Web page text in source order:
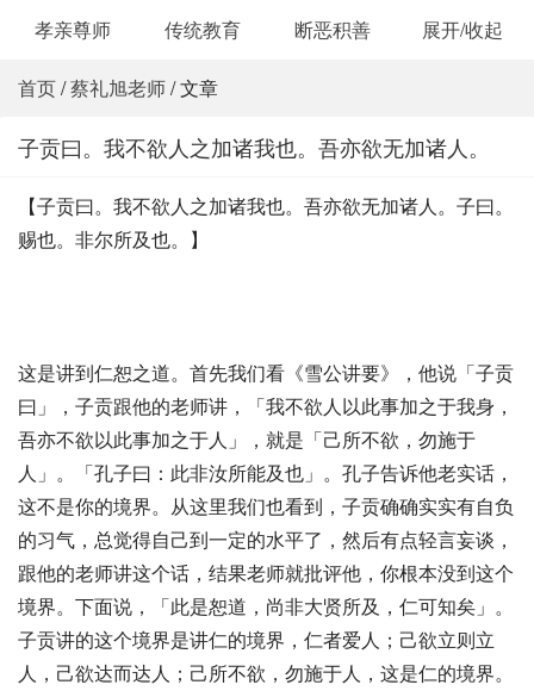
孝亲尊师 传统教育 断恶积善 展开/收起
首页/蔡礼旭老师/ 文章
子贡曰。我不欲人之加诸我也。吾亦欲无加诸人。
【子贡曰。我不欲人之加诸我也。吾亦欲无加诸人。子曰。
赐也。非尔所及也。】
这是讲到仁恕之道。首先我们看《雪公讲要》，他说「子贡
曰」，子贡跟他的老师讲，「我不欲人以此事加之于我身，
吾亦不欲以此事加之于人」，就是「己所不欲，勿施于
人」。「孔子曰：此非汝所能及也」。孔子告诉他老实话，
这不是你的境界。从这里我们也看到，子贡确确实实有自负
的习气，总觉得自己到一定的水平了，然后有点轻言妄谈，
跟他的老师讲这个话，结果老师就批评他，你根本没到这个
境界。下面说，「此是恕道，尚非大贤所及，仁可知矣」。
子贡讲的这个境界是讲仁的境界，仁者爱人；己欲立则立
人，己欲达而达人；己所不欲，勿施于人，这是仁的境界。